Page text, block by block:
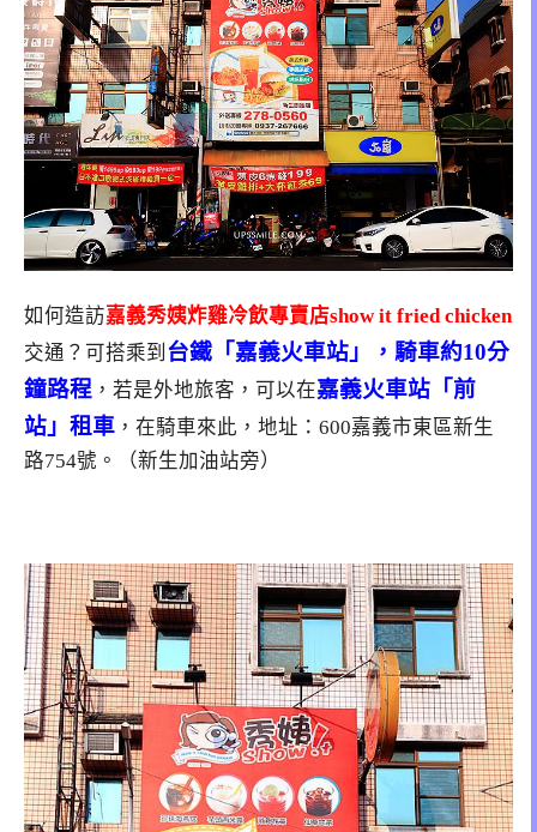
如何造訪嘉義秀姨炸雞冷飲專賣店show it fried chicken
交通？可搭乘到 台鐵「嘉義火車站」，騎車約10分
鐘路程 ，若是外地旅客，可以在嘉義火車站「前
站」租車 ，在騎車來此，地址：600嘉義市東區新生
路754號。（新生加油站旁）